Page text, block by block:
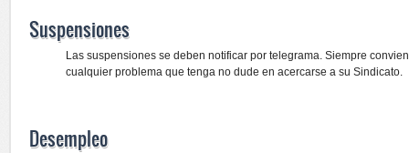
Suspensiones
Las suspensiones se deben notificar por telegrama. Siempre
cualquier problema que tenga no dude en acercarse a su Sindicato.
Desempleo